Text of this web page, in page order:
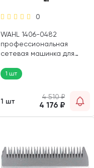
0
WAHL 1406-0482
профессиональная
сетевая машинка для
шт)1 шт
1 шт
4 510₽
4 176 ₽